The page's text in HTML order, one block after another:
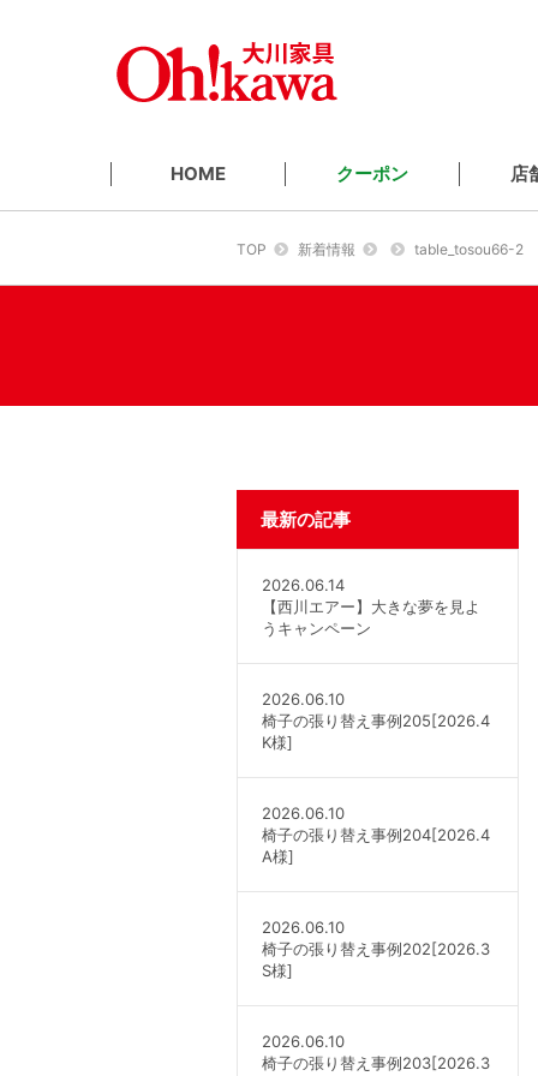
HOME クーポン 店
TOP 新着情報 table_tosou66-2
最新の記事
2026.06.14
【西川エアー】大きな夢を見よ
うキャンペーン
2026.06.10
椅子の張り替え事例205[2026.4
K様]
2026.06.10
椅子の張り替え事例204[2026.4
A様]
2026.06.10
椅子の張り替え事例202[2026.3
S様]
2026.06.10
椅子の張り替え事例203[2026.3